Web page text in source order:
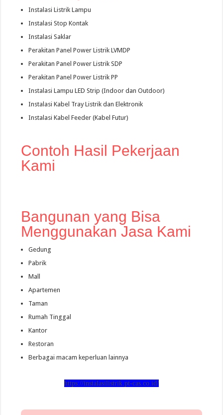
Instalasi Listrik Lampu
Instalasi Stop Kontak
Instalasi Saklar
Perakitan Panel Power Listrik LVMDP
Perakitan Panel Power Listrik SDP
Perakitan Panel Power Listrik PP
Instalasi Lampu LED Strip (Indoor dan Outdoor)
Instalasi Kabel Tray Listrik dan Elektronik
Instalasi Kabel Feeder (Kabel Futur)
Contoh Hasil Pekerjaan
Kami
Bangunan yang Bisa
Menggunakan Jasa Kami
Gedung
Pabrik
Mall
Apartemen
Taman
Rumah Tinggal
Kantor
Restoran
Berbagai macam keperluan lainnya
https://instalasilistrik.pt-cas.co.id/